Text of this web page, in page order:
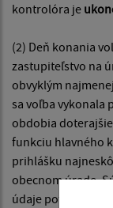
kontrolóra je
(2) Deň konania
zastupiteľstvo na
obvyklým
sa voľba vykonala
obdobia
funkciu hlavného
prihlášku
obecnom úrade.
údaje potrebné na